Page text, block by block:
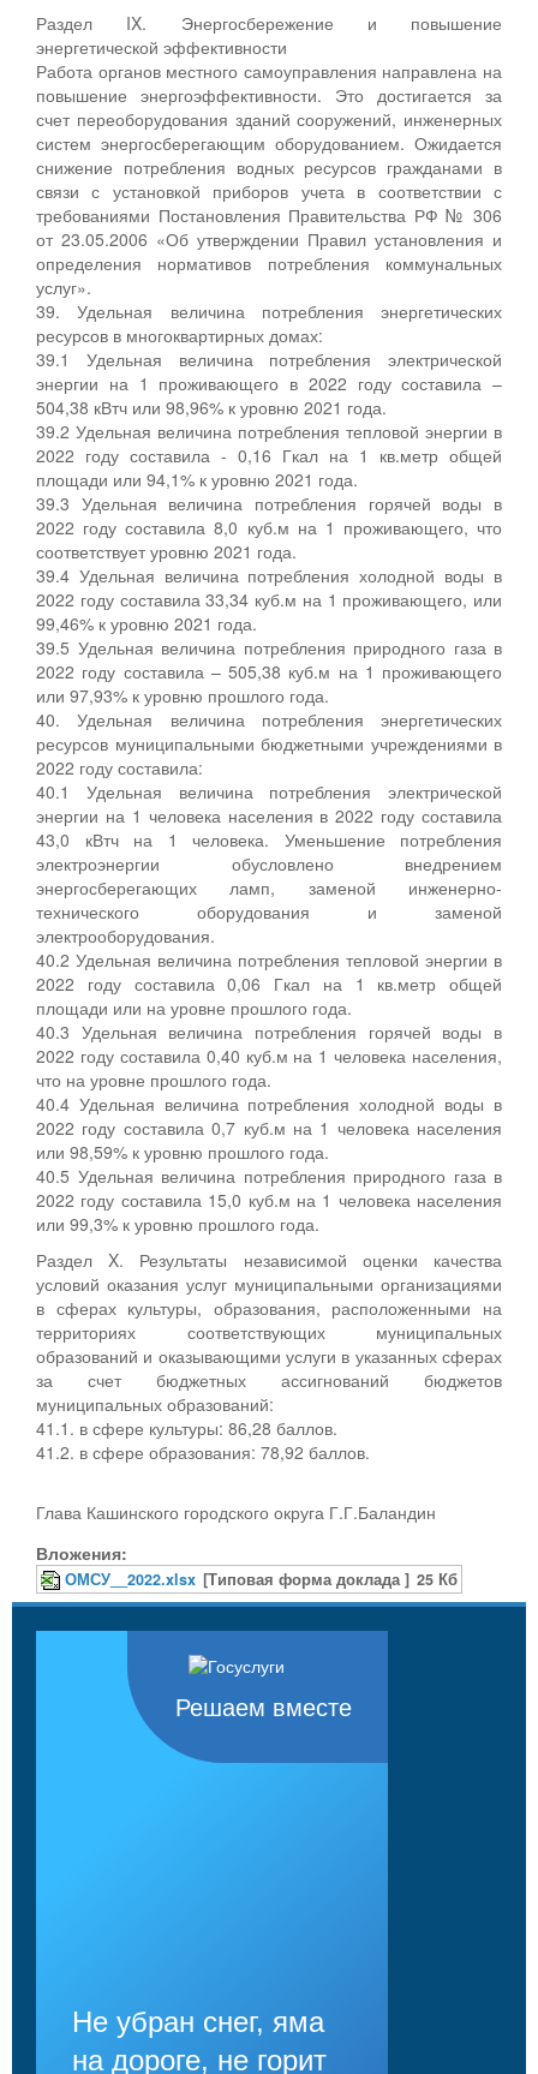
Раздел IX. Энергосбережение и повышение
энергетической эффективности
Работа органов местного самоуправления направлена на
повышение энергоэффективности. Это достигается за
счет переоборудования зданий сооружений, инженерных
систем энергосберегающим оборудованием. Ожидается
снижение потребления водных ресурсов гражданами в
связи с установкой приборов учета в соответствии с
требованиями Постановления Правительства РФ № 306
от 23.05.2006 «Об утверждении Правил установления и
определения нормативов потребления коммунальных
услуг».
39. Удельная величина потребления энергетических
ресурсов в многоквартирных домах:
39.1 Удельная величина потребления электрической
энергии на 1 проживающего в 2022 году составила –
504,38 кВтч или 98,96% к уровню 2021 года.
39.2 Удельная величина потребления тепловой энергии в
2022 году составила - 0,16 Гкал на 1 кв.метр общей
площади или 94,1% к уровню 2021 года.
39.3 Удельная величина потребления горячей воды в
2022 году составила 8,0 куб.м на 1 проживающего, что
соответствует уровню 2021 года.
39.4 Удельная величина потребления холодной воды в
2022 году составила 33,34 куб.м на 1 проживающего, или
99,46% к уровню 2021 года.
39.5 Удельная величина потребления природного газа в
2022 году составила – 505,38 куб.м на 1 проживающего
или 97,93% к уровню прошлого года.
40. Удельная величина потребления энергетических
ресурсов муниципальными бюджетными учреждениями в
2022 году составила:
40.1 Удельная величина потребления электрической
энергии на 1 человека населения в 2022 году составила
43,0 кВтч на 1 человека. Уменьшение потребления
электроэнергии обусловлено внедрением
энергосберегающих ламп, заменой инженерно-
технического оборудования и заменой
электрооборудования.
40.2 Удельная величина потребления тепловой энергии в
2022 году составила 0,06 Гкал на 1 кв.метр общей
площади или на уровне прошлого года.
40.3 Удельная величина потребления горячей воды в
2022 году составила 0,40 куб.м на 1 человека населения,
что на уровне прошлого года.
40.4 Удельная величина потребления холодной воды в
2022 году составила 0,7 куб.м на 1 человека населения
или 98,59% к уровню прошлого года.
40.5 Удельная величина потребления природного газа в
2022 году составила 15,0 куб.м на 1 человека населения
или 99,3% к уровню прошлого года.
Раздел X. Результаты независимой оценки качества
условий оказания услуг муниципальными организациями
в сферах культуры, образования, расположенными на
территориях соответствующих муниципальных
образований и оказывающими услуги в указанных сферах
за счет бюджетных ассигнований бюджетов
муниципальных образований:
41.1. в сфере культуры: 86,28 баллов.
41.2. в сфере образования: 78,92 баллов.
Глава Кашинского городского округа Г.Г.Баландин
Вложения:
ОМСУ__2022.xlsx [Типовая форма доклада ] 25 Кб
Решаем вместе
Не убран снег, яма
на дороге, не горит